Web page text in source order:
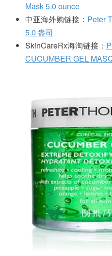
Mask 5.0 ounce
中亚海外购链接： Peter
5.0 盎司
SkinCareRx海淘链接：
CUCUMBER GEL